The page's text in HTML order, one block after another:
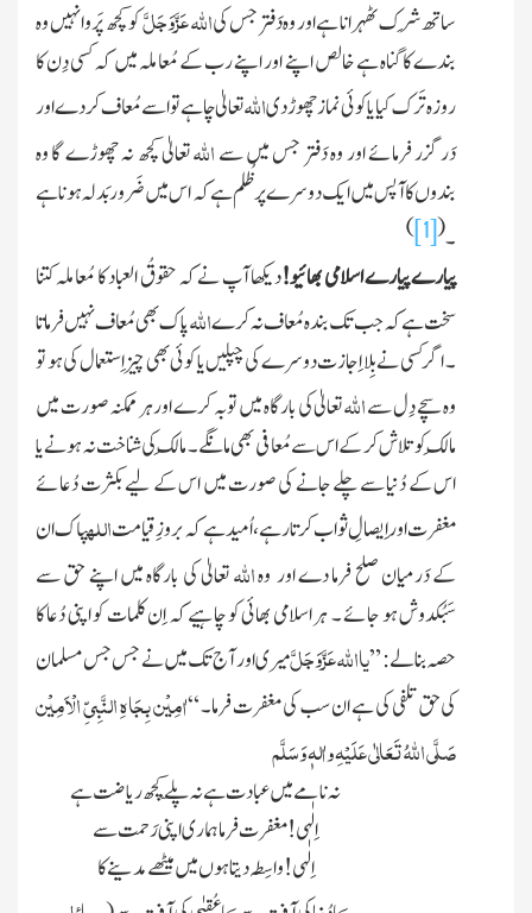
ساتھ شِرک ٹھہرانا ہے اور وہ دَفتر جس کیاللہعَزَّوَجَلَّکو کچھ پَروا نہیں وہ
بندے کا گناہ ہے خالص اپنے اور اپنے رب کے مُعاملہ میں کہ کسی دِن کا
روزہ تَرک کیا یا کوئی نماز چھوڑ دیاللہتعالیٰ چاہے تو اسے مُعاف کر دے اور
دَرگزر فرمائے اور وہ دَفتر جس میں سےاللہتعالیٰ کچھ نہ چھوڑے گا وہ
بندوں کا آپس میں ایک دوسرے پر ظُلم ہے کہ اس میں ضَرور بَدلہ ہونا ہے
۔(
[1]
)
پیارے پیارےاسلامی بھائیو!دیکھا آپ نے کہ حقوقُ العباد کا مُعاملہ کتنا
سخت ہےکہ جب تک بندہ مُعاف نہ کرےاللہپاکبھی مُعاف نہیں فرماتا
۔ اگر کسی نے بِلا اِجازت دوسرے کی چپلیں یا کوئی بھی چیز اِستعمال کی ہو تو
وہ سچے دِل سےاللہتعالیٰ کی بارگاہ میں توبہ کرے اور ہر ممکنہ صورت میں
مالِک کو تلاش کر کے اس سے مُعافی بھی مانگے ۔ مالِک کی شناخت نہ ہونے یا
اس کے دُنیا سے چلے جانے کی صورت میں اس کے لیے بکثرت دُعائے
مغفرت اور اِیصالِ ثواب کرتا رہے ، اُمید ہے کہ بروزِ قیامتاللہپاکان
کے دَرمیان صلح فرما دے اور وہاللہتعالیٰ کی بارگاہ میں اپنے حق سے
سَبُکدوش ہو جائے ۔ ہر اسلامی بھائی کو چاہیے کہ اِن کلمات کو اپنی دُعا کا
حصہ بنا لے : ”یااللہعَزَّوَجَلَّمیری اور آج تک میں نے جس جس مسلمان
کی حق تلفی کی ہے ان سب کی مغفرت فرما ۔ “اٰمِیْن بِجَاہِ النَّبِیِّ الْاَمِیْن
صَلَّی اللّٰہُ تَعَالٰی عَلَیْہِ واٰلہٖ وَسَلَّم
نہ نامے میں عبادت ہے نہ پلّے کچھ ریاضت ہے
اِلٰہی! مغفرت فرما ہماری اپنی رَحمت سے
اِلٰہی! واسِطہ دیتا ہوں میں میٹھے مدینے کا